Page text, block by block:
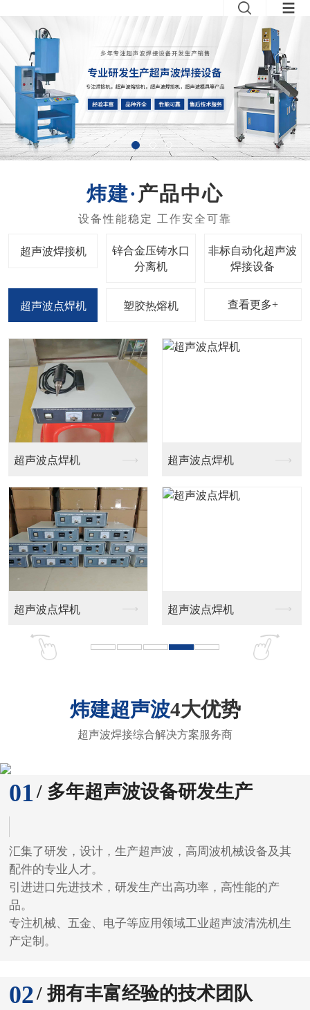
产品中心
超声波焊接机
锌合金压铸水口
分离机
非标自动化超声波
焊接设备
超声波点焊机 塑胶热熔机 查看更多+
点焊机
点焊机
桌上四柱型热熔机 多功
多功能热熔机 镜头
炜建超声波4大优势
超声波焊接综合解决方案服务商
01/ 多年超声波设备研发生产
汇集了研发，设计，生产超声波，高周波机械设备及其
配件的专业人才。
引进进口先进技术，研发生产出高功率，高性能的产
品。
专注机械、五金、电子等应用领域工业超声波清洗机生
产定制。
02/ 拥有丰富经验的技术团队